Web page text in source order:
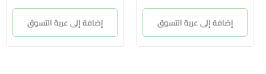
إضافة إلى عربة التسوق إضافة إلى عربة التسوق